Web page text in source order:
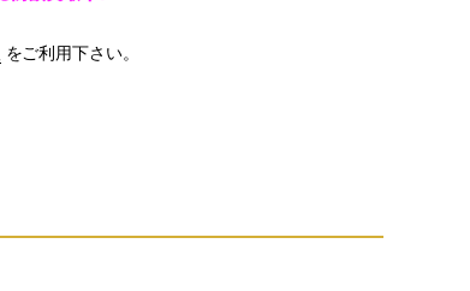
をご利用下さい。